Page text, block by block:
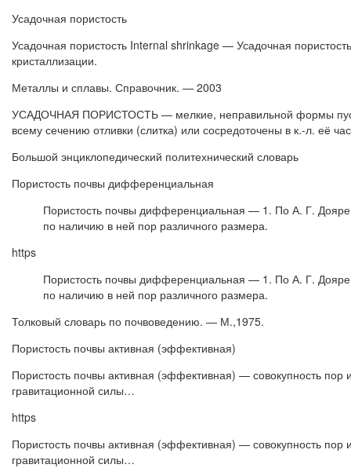
Усадочная пористость
Усадочная пористость Internal shrinkage — Усадочная
кристаллизации.
Металлы и сплавы. Справочник. — 2003
УСАДОЧНАЯ ПОРИСТОСТЬ — мелкие, неправильной формы
всему сечению отливки (слитка) или сосредоточены в к.-л. её
Большой энциклопедический политехнический словарь
Пористость почвы дифференциальная
Пористость почвы дифференциальная — 1. По А. Г.
по наличию в ней пор различного размера.
https
Пористость почвы дифференциальная — 1. По А. Г.
по наличию в ней пор различного размера.
Толковый словарь по почвоведению. — М.,1975.
Пористость почвы активная (эффективная)
Пористость почвы активная (эффективная) — совокупность пор
гравитационной силы…
https
Пористость почвы активная (эффективная) — совокупность пор
гравитационной силы…